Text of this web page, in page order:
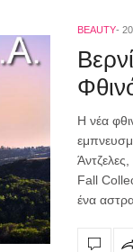
BEAUTY
Η νέα
Fall
ένα